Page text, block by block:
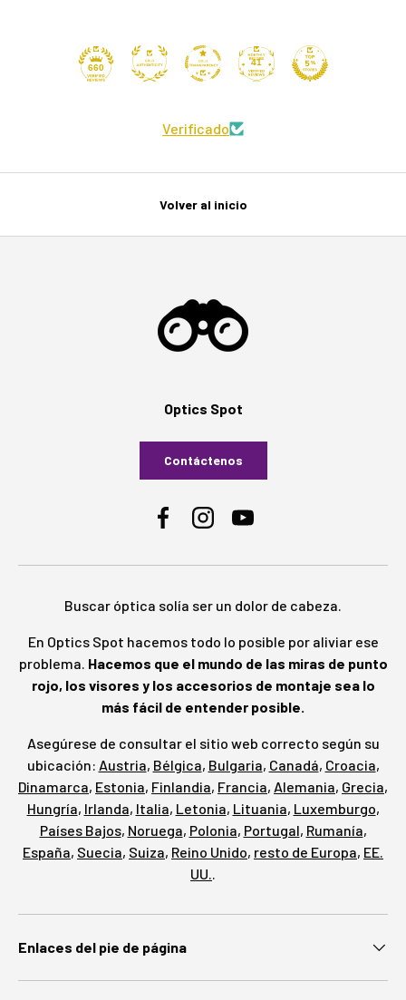
660
41
Verificado
Volver al inicio
Optics Spot
Contáctenos
FacebookInstagramYouTube
Buscar óptica solía ser un dolor de cabeza.
En Optics Spot hacemos todo lo posible por aliviar ese
problema. Hacemos que el mundo de las miras de punto
rojo, los visores y los accesorios de montaje sea lo
más fácil de entender posible.
Asegúrese de consultar el sitio web correcto según su
ubicación: Austria, Bélgica, Bulgaria, Canadá, Croacia,
Dinamarca, Estonia, Finlandia, Francia, Alemania, Grecia,
Hungría, Irlanda, Italia, Letonia, Lituania, Luxemburgo,
Países Bajos, Noruega, Polonia, Portugal, Rumanía,
España, Suecia, Suiza, Reino Unido, resto de Europa, EE.
UU..
Enlaces del pie de página